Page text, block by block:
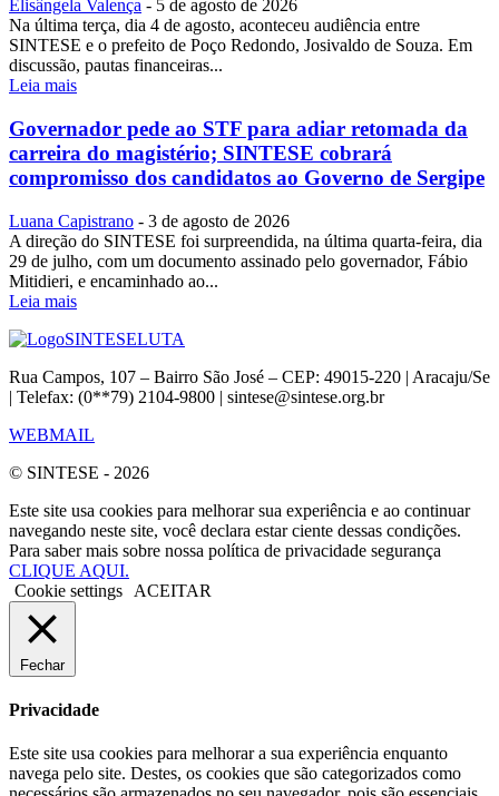
Elisângela Valença - 5 de agosto de 2026
Na última terça, dia 4 de agosto, aconteceu audiência entre
SINTESE e o prefeito de Poço Redondo, Josivaldo de Souza. Em
discussão, pautas financeiras...
Leia mais
Governador pede ao STF para adiar retomada da
carreira do magistério; SINTESE cobrará
compromisso dos candidatos ao Governo de Sergipe
Luana Capistrano - 3 de agosto de 2026
A direção do SINTESE foi surpreendida, na última quarta-feira, dia
29 de julho, com um documento assinado pelo governador, Fábio
Mitidieri, e encaminhado ao...
Leia mais
SINTESELUTA
Rua Campos, 107 – Bairro São José – CEP: 49015-220 | Aracaju/Se
| Telefax: (0**79) 2104-9800 | sintese@sintese.org.br
WEBMAIL
© SINTESE - 2026
Este site usa cookies para melhorar sua experiência e ao continuar
navegando neste site, você declara estar ciente dessas condições.
Para saber mais sobre nossa política de privacidade segurança
CLIQUE AQUI.
Cookie settings
ACEITAR
Fechar
Privacidade
Este site usa cookies para melhorar a sua experiência enquanto
navega pelo site. Destes, os cookies que são categorizados como